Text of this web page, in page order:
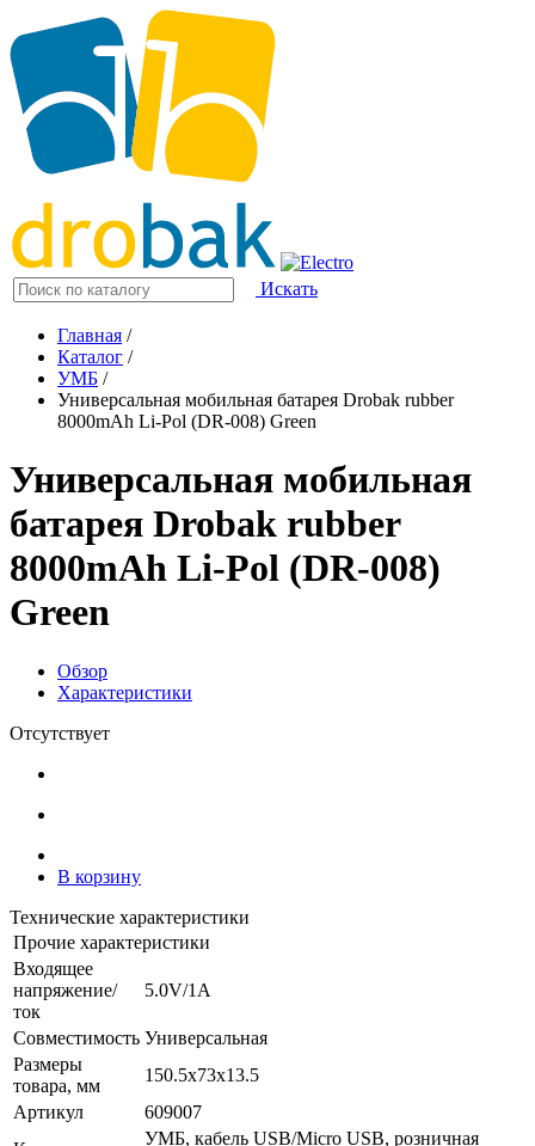
Искать
Главная /
Каталог /
УМБ /
Универсальная мобильная батарея Drobak rubber
8000mAh Li-Pol (DR-008) Green
Универсальная мобильная
батарея Drobak rubber
8000mAh Li-Pol (DR-008)
Green
Обзор
Характеристики
Отсутствует
В корзину
Технические характеристики
Прочие характеристики
Входящее
напряжение/
ток
5.0V/1A
Совместимость Универсальная
Размеры
товара, мм
150.5х73х13.5
Артикул
609007
УМБ, кабель USB/Micro USB, розничная